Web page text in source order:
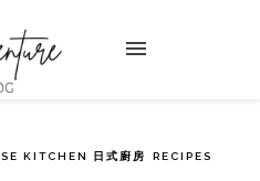
KITCHEN 日式廚房 RECIPES